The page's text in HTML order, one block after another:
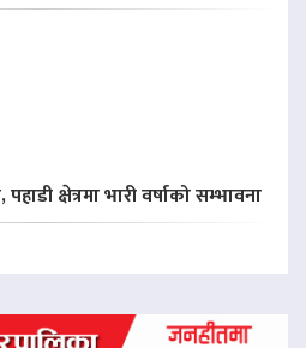
क्षेत्रमा भारी वर्षाको सम्भावना